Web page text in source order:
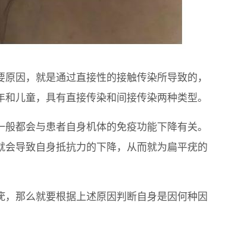
因，就是通过直接性的接触传染所导致的，
儿童，具有直接传染和间接传染两种类型。
都会与患者自身机体的免疫功能下降有关。
导致自身抵抗力的下降，从而就为扁平疣的
那么就要根据上述原因判断自身是因何种因